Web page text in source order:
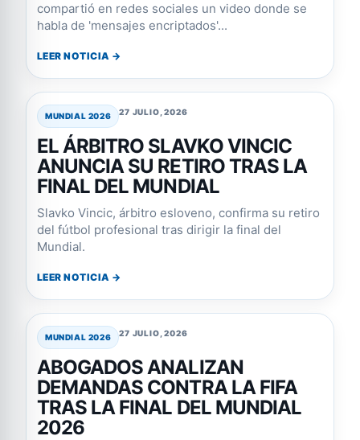
compartió en redes sociales un video donde se
habla de 'mensajes encriptados'...
LEER NOTICIA →
MUNDIAL 2026 27 JULIO, 2026
EL ÁRBITRO SLAVKO VINCIC
ANUNCIA SU RETIRO TRAS LA
FINAL DEL MUNDIAL
Slavko Vincic, árbitro esloveno, confirma su retiro
del fútbol profesional tras dirigir la final del
Mundial.
LEER NOTICIA →
MUNDIAL 2026 27 JULIO, 2026
ABOGADOS ANALIZAN
DEMANDAS CONTRA LA FIFA
TRAS LA FINAL DEL MUNDIAL
2026